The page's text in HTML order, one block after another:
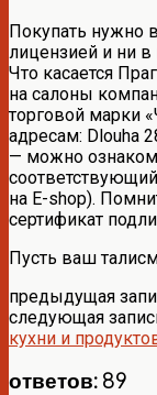
Покупать нужно
лицензией и ни в
Что касается
на салоны
торговой марки
адресам: Dlouha
— можно
на E-shop).
сертификат
Пусть ваш
предыдущая
следующая
кухни и
ответов: 89